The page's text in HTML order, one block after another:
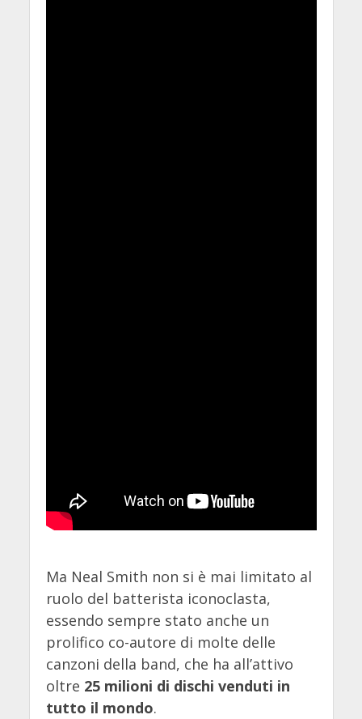
Ma Neal Smith non si è mai limitato al
ruolo del batterista iconoclasta,
essendo sempre stato anche un
prolifico co-autore di molte delle
canzoni della band, che ha all’attivo
oltre 25 milioni di dischi venduti in
tutto il mondo.